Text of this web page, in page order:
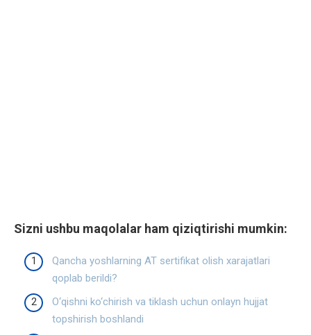
Sizni ushbu maqolalar ham qiziqtirishi mumkin:
Qancha yoshlarning AT sertifikat olish xarajatlari
qoplab berildi?
O‘qishni ko‘chirish va tiklash uchun onlayn hujjat
topshirish boshlandi